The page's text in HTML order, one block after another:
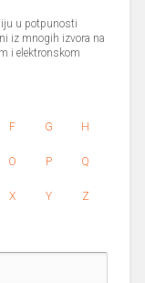
u potpunosti
iz mnogih izvora na
i elektronskom
F G H
O P Q
X Y Z